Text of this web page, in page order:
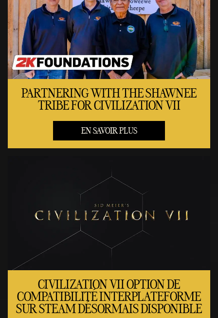
PARTNERING WITH THE SHAWNEE
TRIBE FOR CIVILIZATION VII
EN SAVOIR PLUS
CIVILIZATION VII OPTION DE
COMPATIBILITÉ INTERPLATEFORME
SUR STEAM DÉSORMAIS DISPONIBLE